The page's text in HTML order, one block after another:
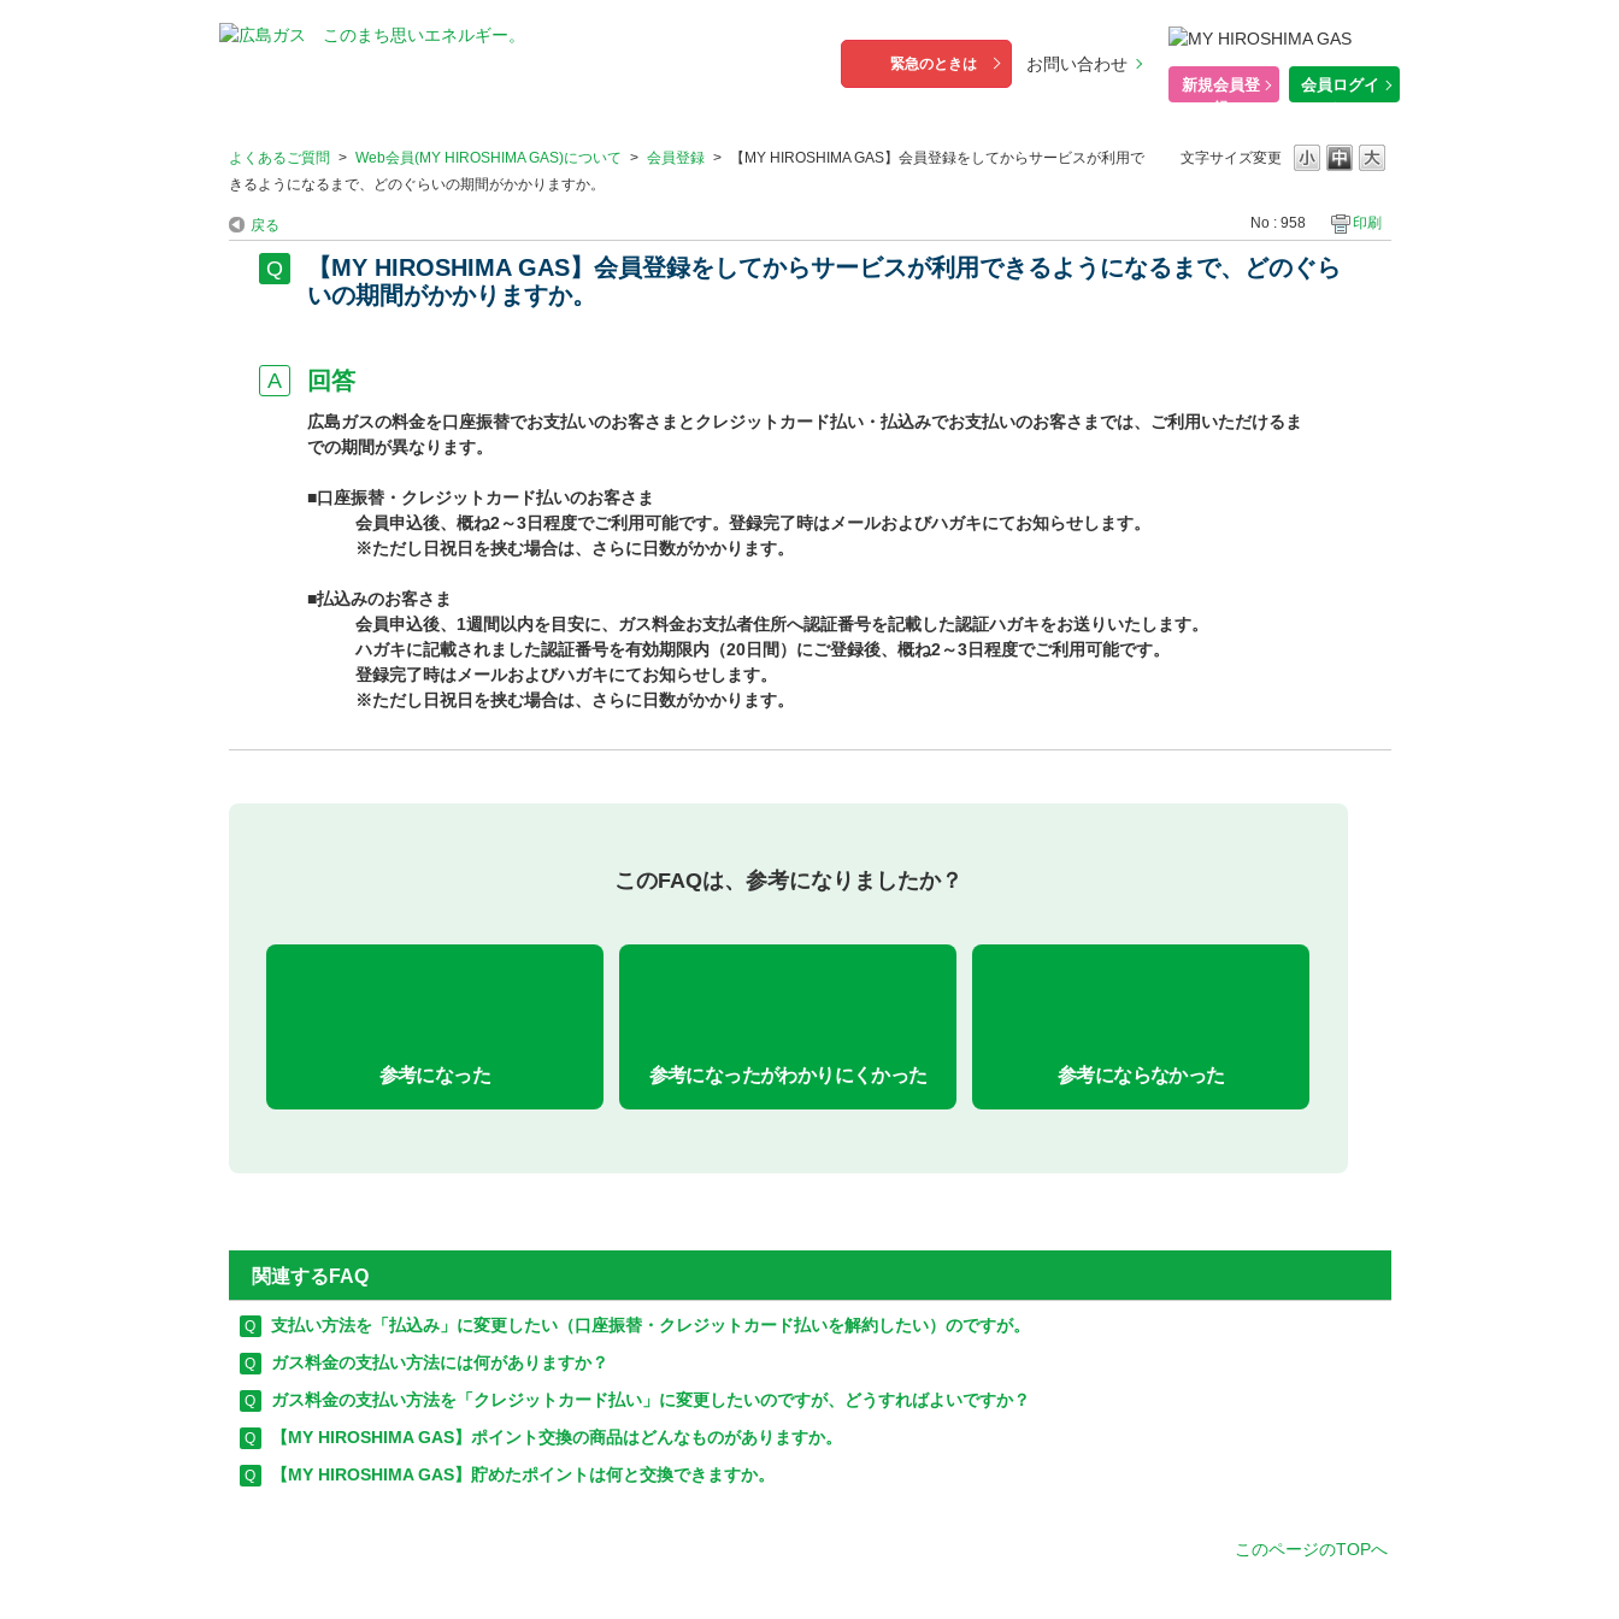
緊急のときは お問い合わせ
新規会員登
録
会員ログイ
ン
文字サイズ変更
よくあるご質問 > Web会員(MY HIROSHIMA GAS)について > 会員登録 >
【MY HIROSHIMA GAS】会員登録をしてからサービスが利用で
きるようになるまで、どのぐらいの期間がかかりますか。
戻る No : 958 印刷
【MY HIROSHIMA GAS】会員登録をしてからサービスが利用できるようになるまで、どのぐら
いの期間がかかりますか。
回答
広島ガスの料金を口座振替でお支払いのお客さまとクレジットカード払い・払込みでお支払いのお客さまでは、ご利用いただけるま
での期間が異なります。
■口座振替・クレジットカード払いのお客さま
会員申込後、概ね2～3日程度でご利用可能です。登録完了時はメールおよびハガキにてお知らせします。
※ただし日祝日を挟む場合は、さらに日数がかかります。
■払込みのお客さま
会員申込後、1週間以内を目安に、ガス料金お支払者住所へ認証番号を記載した認証ハガキをお送りいたします。
ハガキに記載されました認証番号を有効期限内（20日間）にご登録後、概ね2～3日程度でご利用可能です。
登録完了時はメールおよびハガキにてお知らせします。
※ただし日祝日を挟む場合は、さらに日数がかかります。
このFAQは、参考になりましたか？
参考になった 参考になったがわかりにくかった 参考にならなかった
関連するFAQ
支払い方法を「払込み」に変更したい（口座振替・クレジットカード払いを解約したい）のですが。
ガス料金の支払い方法には何がありますか？
ガス料金の支払い方法を「クレジットカード払い」に変更したいのですが、どうすればよいですか？
【MY HIROSHIMA GAS】ポイント交換の商品はどんなものがありますか。
【MY HIROSHIMA GAS】貯めたポイントは何と交換できますか。
このページのTOPへ